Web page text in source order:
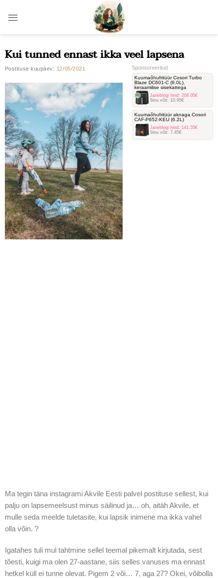
Kui tunned ennast ikka veel lapsena
Postituse kuupäev: 12/05/2021 Sponsoreeritud
Kuumaõhufritüür Cosori Turbo
Blaze DC601-C ‎(6.0L),
keraamilise sisekattega
Janeblogi hind: 208.05€
Sinu võit: 10.95€
Kuumaõhufritüür aknaga Cosori
‎CAF-P652-KEU (6.2L)
Janeblogi hind: 141.55€
Sinu võit: 7.45€
Ma tegin täna instagrami Akvile Eesti palvel postituse sellest, kui
palju on lapsemeelsust minus säilinud ja… oh, aitäh Akvile, et
mulle seda meelde tuletasite, kui lapsik inimene ma ikka vahel
olla võin. ?
Igatahes tuli mul tahtmine sellel teemal pikemalt kirjutada, sest
tõesti, kuigi ma olen 27-aastane, siis selles vanuses ma ennast
hetkel küll ei tunne olevat. Pigem 2 või… 7, aga 27? Okei, võibolla